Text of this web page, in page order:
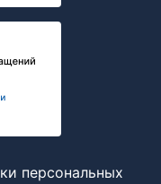
персональных